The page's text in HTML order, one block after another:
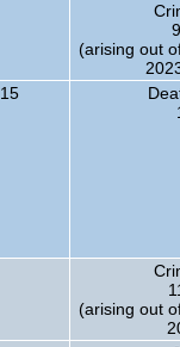
(arising out
15
(arising out